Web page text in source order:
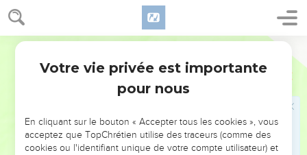
1 Corinthiens 8
souillés par cette viande.
8 Ce n’est pourtant pas un aliment qui nous rapprochera de
nous ne gagnerons rien non plus si nous en mangeons.
Cependant, prenez garde que la liberté avec laquelle vous
agissez n’entraîne dans l’erreur ceux qui sont faibles dans la
En effet, si quelqu’un de faible te voit, toi qui as la
Votre vie privée est importante
pour nous
En cliquant sur le bouton « Accepter tous les cookies », vous
acceptez que TopChrétien utilise des traceurs (comme des
cookies ou l'identifiant unique de votre compte utilisateur) et